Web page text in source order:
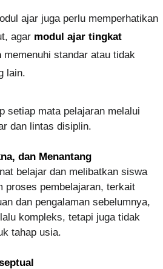
ajar juga perlu memperhatikan
agar modul ajar tingkat
memenuhi standar atau tidak
lain.
setiap mata pelajaran melalui
dan lintas disiplin.
dan Menantang
belajar dan melibatkan siswa
proses pembelajaran, terkait
dan pengalaman sebelumnya,
kompleks, tetapi juga tidak
tahap usia.